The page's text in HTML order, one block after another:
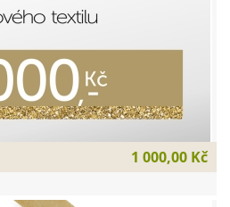
1 000,00 Kč